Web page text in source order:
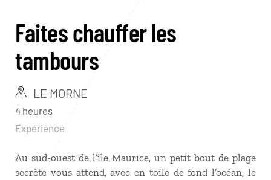
Faites chauffer les
tambours
LE MORNE
4 heures
Expérience
Au sud-ouest de l’île Maurice, un petit bout de plage
secrète vous attend, avec en toile de fond l’océan, le